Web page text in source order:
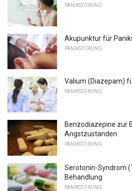
PANIKSTÖRUNG
Akupunktur für
PANIKSTÖRUNG
Valium (Diazepam)
PANIKSTÖRUNG
Benzodiazepine zur
Angstzuständen
PANIKSTÖRUNG
Serotonin-Syndrom
Behandlung
PANIKSTÖRUNG